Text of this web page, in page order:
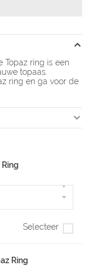
Topaz ring is een
topaas.
ring en ga voor de
▾
Selecteer
Ring